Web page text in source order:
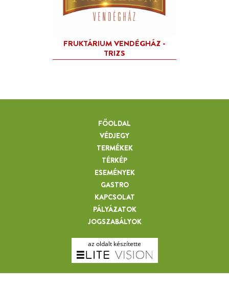
ANTAL MAJOR -
FRUKTÁRIUM
TRIZS
FŐOLDAL
VÉDJEGY
TERMÉKEK
TÉRKÉP
ESEMÉNYEK
GASTRO
KAPCSOLAT
PÁLYÁZATOK
JOGSZABÁLYOK
az oldalt készítette